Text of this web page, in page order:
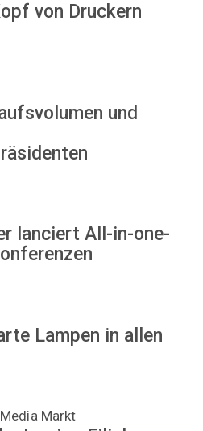
von Druckern
und
lanciert All-in-one-
Lampen in allen
Markt